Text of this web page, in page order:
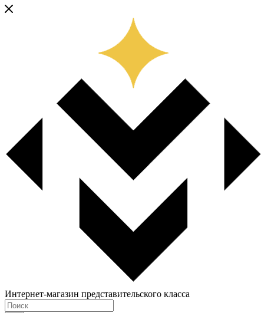
Интернет-магазин представительского класса